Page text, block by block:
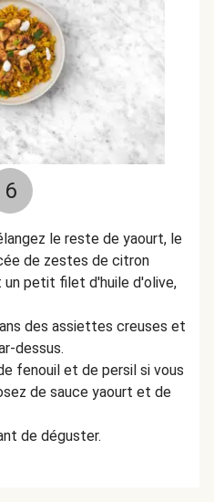
6
le reste de yaourt, le
de zestes de citron
petit filet d'huile d'olive,
des assiettes creuses et
dessus.
fenouil et de persil si vous
de sauce yaourt et de
de déguster.